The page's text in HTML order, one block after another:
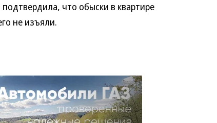
что обыски в квартире
не изъяли.